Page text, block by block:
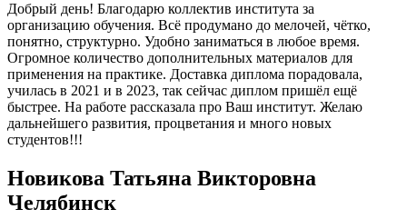
Добрый день! Благодарю коллектив института за
организацию обучения. Всё продумано до мелочей, чётко,
понятно, структурно. Удобно заниматься в любое время.
Огромное количество дополнительных материалов для
применения на практике. Доставка диплома порадовала,
училась в 2021 и в 2023, так сейчас диплом пришёл ещё
быстрее. На работе рассказала про Ваш институт. Желаю
дальнейшего развития, процветания и много новых
студентов!!!
Новикова Татьяна Викторовна
Челябинск